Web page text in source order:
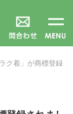
ク着」が商標登録